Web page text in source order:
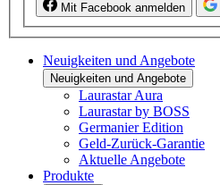
Mit Facebook anmelden
Neuigkeiten und Angebote
Neuigkeiten und Angebote
Laurastar Aura
Laurastar by BOSS
Germanier Edition
Geld-Zurück-Garantie
Aktuelle Angebote
Produkte